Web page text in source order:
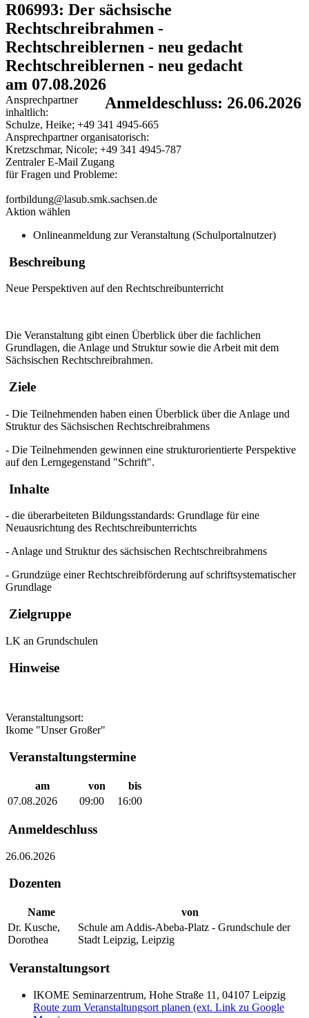
R06993: Der sächsische
Rechtschreibrahmen -
Rechtschreiblernen - neu gedacht
Rechtschreiblernen - neu gedacht
am 07.08.2026
Anmeldeschluss: 26.06.2026
Ansprechpartner
inhaltlich:
Schulze, Heike; +49 341 4945-665
Ansprechpartner organisatorisch:
Kretzschmar, Nicole; +49 341 4945-787
Zentraler E-Mail Zugang
für Fragen und Probleme:
fortbildung@lasub.smk.sachsen.de
Aktion wählen
Onlineanmeldung zur Veranstaltung (Schulportalnutzer)
Beschreibung
Neue Perspektiven auf den Rechtschreibunterricht
Die Veranstaltung gibt einen Überblick über die fachlichen
Grundlagen, die Anlage und Struktur sowie die Arbeit mit dem
Sächsischen Rechtschreibrahmen.
Ziele
- Die Teilnehmenden haben einen Überblick über die Anlage und
Struktur des Sächsischen Rechtschreibrahmens
- Die Teilnehmenden gewinnen eine strukturorientierte Perspektive
auf den Lerngegenstand "Schrift".
Inhalte
- die überarbeiteten Bildungsstandards: Grundlage für eine
Neuausrichtung des Rechtschreibunterrichts
- Anlage und Struktur des sächsischen Rechtschreibrahmens
- Grundzüge einer Rechtschreibförderung auf schriftsystematischer
Grundlage
Zielgruppe
LK an Grundschulen
Hinweise
Veranstaltungsort:
Ikome "Unser Großer"
Veranstaltungstermine
am von
bis
07.08.2026
09:00 16:00
Anmeldeschluss
26.06.2026
Dozenten
Name
von
Dr. Kusche,
Dorothea
Schule am Addis-Abeba-Platz - Grundschule der
Stadt Leipzig, Leipzig
Veranstaltungsort
IKOME Seminarzentrum, Hohe Straße 11, 04107 Leipzig
Route zum Veranstaltungsort planen (ext. Link zu Google